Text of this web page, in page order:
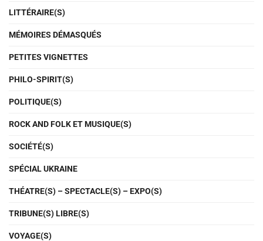
LITTÉRAIRE(S)
MÉMOIRES DÉMASQUÉS
PETITES VIGNETTES
PHILO-SPIRIT(S)
POLITIQUE(S)
ROCK AND FOLK ET MUSIQUE(S)
SOCIÉTÉ(S)
SPÉCIAL UKRAINE
THÉATRE(S) – SPECTACLE(S) – EXPO(S)
TRIBUNE(S) LIBRE(S)
VOYAGE(S)